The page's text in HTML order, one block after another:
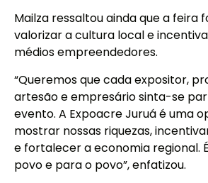
Mailza ressaltou ainda que a feira
valorizar a cultura local e
médios empreendedores.
“Queremos que cada expositor,
artesão e empresário sinta-se
evento. A Expoacre Juruá é uma
mostrar nossas riquezas,
e fortalecer a economia regional.
povo e para o povo”, enfatizou.